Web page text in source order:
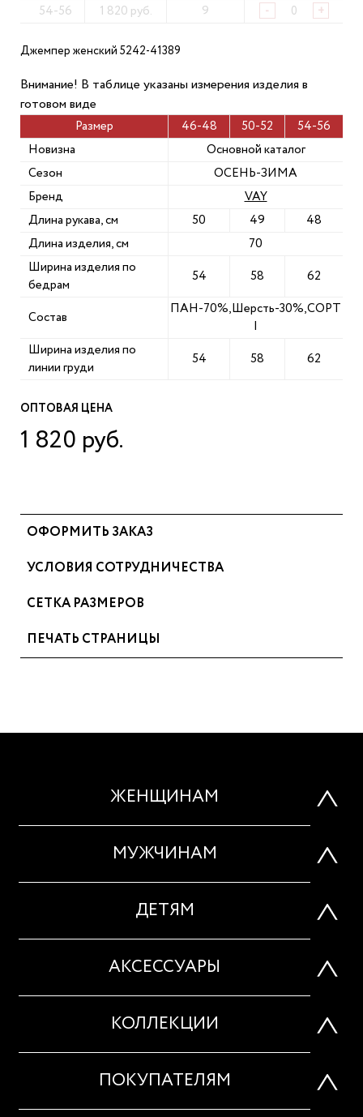
ОПТОВАЯ ЦЕНА
1 820 руб.
54-56 1 820 руб. 9 - +
Джемпер женский 5242-41389
Внимание! В таблице указаны измерения изделия в
готовом виде
Размер 46-48 50-52
54-56
Новизна
Основной каталог
Сезон
ОСЕНЬ-ЗИМА
Бренд
VAY
Длина рукава, см
50 49
48
Длина изделия, см
70
Ширина изделия по
бедрам
54 58 62
Состав
ПАН-70%,Шерсть-30%,СОРТ
Ширина изделия по
линии груди
54 58 62
ОФОРМИТЬ ЗАКАЗ
УСЛОВИЯ СОТРУДНИЧЕСТВА
СЕТКА РАЗМЕРОВ
ПЕЧАТЬ СТРАНИЦЫ
ЖЕНЩИНАМ
МУЖЧИНАМ
ДЕТЯМ
АКСЕССУАРЫ
КОЛЛЕКЦИИ
ПОКУПАТЕЛЯМ